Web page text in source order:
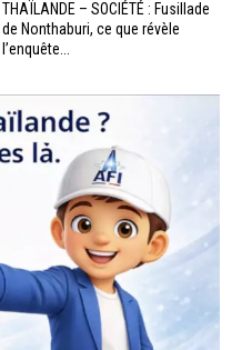
THAÏLANDE – SOCIÉTÉ : Fusillade
de Nonthaburi, ce que révèle
l’enquête...